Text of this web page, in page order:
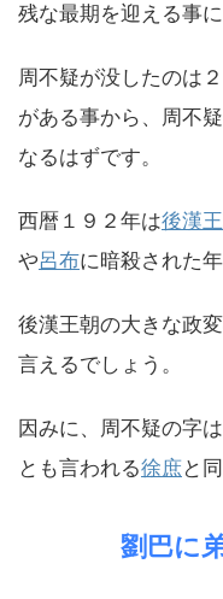
残な最期を迎える事に
周不疑が没したのは
がある事から、周不
なるはずです。
西暦１９２年は後漢
や呂布に暗殺された
後漢王朝の大きな政
言えるでしょう。
因みに、周不疑の字は
とも言われる徐庶と
劉巴に